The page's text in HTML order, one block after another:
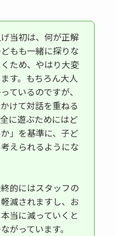
当初は、何が正解
もも一緒に探りな
ため、やはり大変
す。もちろん大人
ているのですが、
けて対話を重ねる
に遊ぶためにはど
」を基準に、子ど
えられるようにな
的にはスタッフの
減されますし、お
当に減っていくと
がっています。